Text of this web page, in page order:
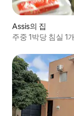
Assis의 집
주중 1박당 침실 1